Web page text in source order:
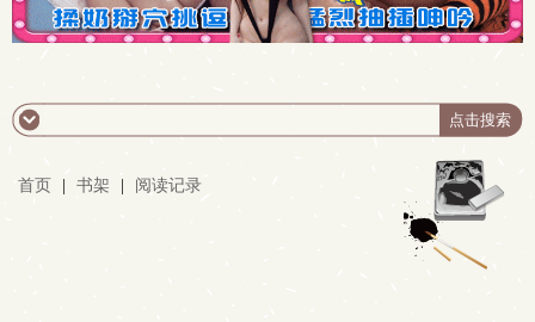
首页 书架 阅读记录